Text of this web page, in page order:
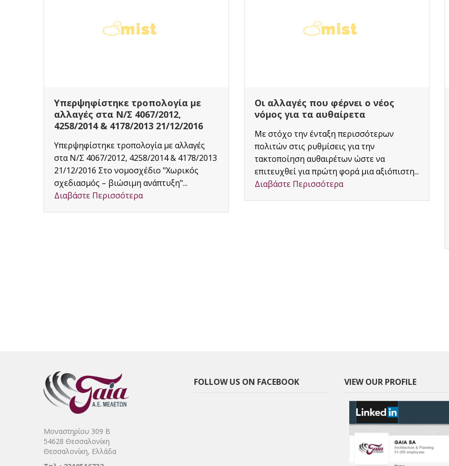
Οι αλλαγές που φέρνει ο νέος
νόμος για τα αυθαίρετα
πολιτών στις ρυθμίσεις για την
τακτοποίηση αυθαιρέτων ώστε να
επιτευχθεί για πρώτη φορά μια αξιόπιστη...
Διαβάστε Περισσότερα
Παράταση προθεσμίας υποβολής
δηλώσεων σε περιοχές Δήμων
Π.Ε.Θεσσαλονίκης 30/1/2017
Παράταση προθεσμίας υποβολής
δηλώσεων σε περιοχές Δήμων Θερμαϊκού
και Θέρμης Π.Ε.Θεσσαλονίκης 30/1/2017
Μοναστηρίου 309 Β
54628 Θεσσαλονίκη
Θεσσαλονίκη, Ελλάδα
FOLLOW US ON FACEBOOK VIEW OUR PROFILE